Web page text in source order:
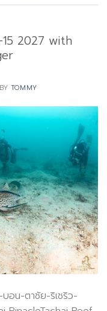
2027 with
BY TOMMY
อน-ตาชัย-ริเชริว-